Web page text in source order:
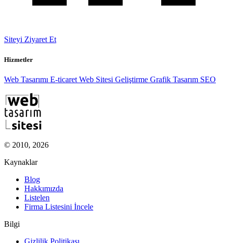
Siteyi Ziyaret Et
Hizmetler
Web Tasarımı E-ticaret Web Sitesi Geliştirme Grafik Tasarım SEO
© 2010, 2026
Kaynaklar
Blog
Hakkımızda
Listelen
Firma Listesini İncele
Bilgi
Gizlilik Politikası